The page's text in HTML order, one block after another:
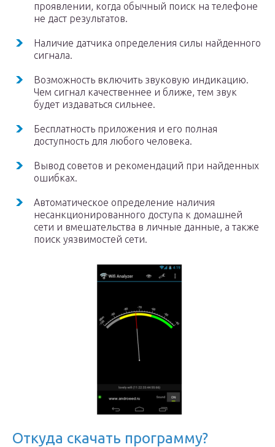
проявлении, когда обычный поиск на телефоне
не даст результатов.
Наличие датчика определения силы найденного
сигнала.
Возможность включить звуковую индикацию.
Чем сигнал качественнее и ближе, тем звук
будет издаваться сильнее.
Бесплатность приложения и его полная
доступность для любого человека.
Вывод советов и рекомендаций при найденных
ошибках.
Автоматическое определение наличия
несанкционированного доступа к домашней
сети и вмешательства в личные данные, а также
поиск уязвимостей сети.
Откуда скачать программу?